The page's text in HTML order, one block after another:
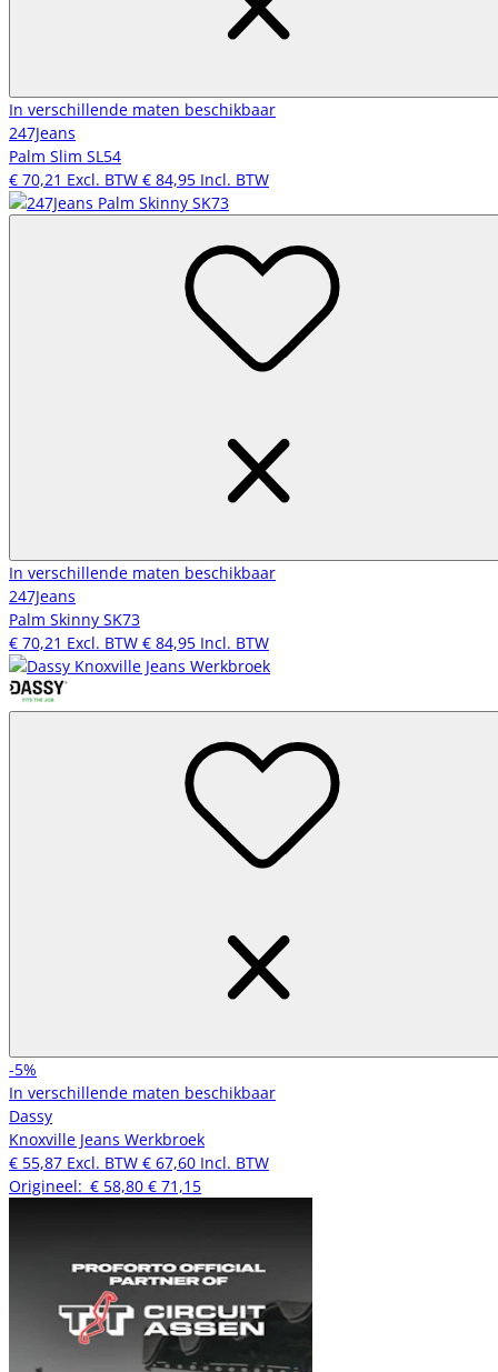
In verschillende maten beschikbaar
247Jeans
Palm Slim SL54
€ 70,21 Excl. BTW € 84,95 Incl. BTW
In verschillende maten beschikbaar
247Jeans
Palm Skinny SK73
€ 70,21 Excl. BTW € 84,95 Incl. BTW
-5%
In verschillende maten beschikbaar
Dassy
Knoxville Jeans Werkbroek
€ 55,87 Excl. BTW € 67,60 Incl. BTW
Origineel: € 58,80 € 71,15